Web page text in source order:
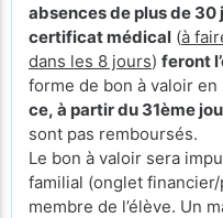
absences de plus de
certificat médical (à
dans les 8 jours) feront
forme de bon à valoir
ce, à partir du 31ème
sont pas remboursés.
Le bon à valoir sera
familial (onglet
membre de l’élève. Un